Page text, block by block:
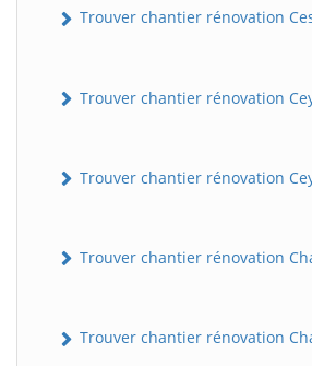
Trouver chantier rénovation
Trouver chantier rénovation
Trouver chantier rénovation
Trouver chantier rénovation
Trouver chantier rénovation